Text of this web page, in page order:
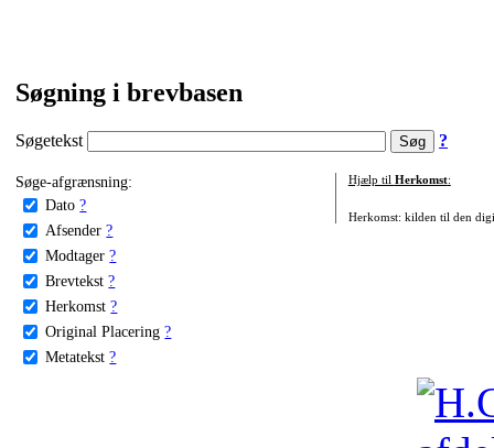
Søgning i brevbasen
Søgetekst ?
Søge-afgrænsning:
Dato ?
Afsender ?
Modtager ?
Brevtekst ?
Herkomst ?
Original Placering ?
Metatekst ?
Hjælp til Herkomst:
Herkomst: kilden til den